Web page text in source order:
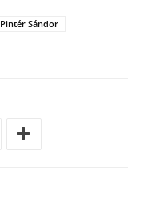
Pintér Sándor